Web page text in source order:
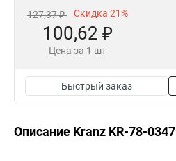
127,37 ₽ Скидка 21%
100,62 ₽
Цена за 1 шт
Быстрый заказ
Описание Kranz KR-78-0347